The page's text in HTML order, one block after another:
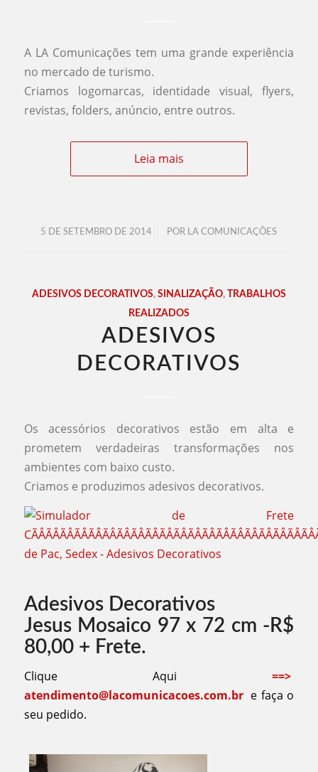
A LA Comunicações tem uma grande experiência
no mercado de turismo.
Criamos logomarcas, identidade visual, flyers,
revistas, folders, anúncio, entre outros.
Leia mais
5 DE SETEMBRO DE 2014
/ POR LA COMUNICAÇÕES
ADESIVOS DECORATIVOS, SINALIZAÇÃO, TRABALHOS
REALIZADOS
ADESIVOS
DECORATIVOS
Os acessórios decorativos estão em alta e
prometem verdadeiras transformações nos
ambientes com baixo custo.
Criamos e produzimos adesivos decorativos.
Adesivos Decorativos
Jesus Mosaico 97 x 72 cm -R$
80,00 + Frete.
Clique Aqui==>
atendimento@lacomunicacoes.com.bre faça o
seu pedido.